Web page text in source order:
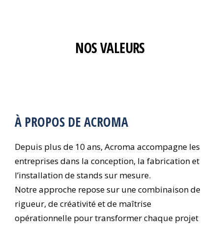
NOS VALEURS
À PROPOS DE ACROMA
Depuis plus de 10 ans, Acroma accompagne les
entreprises dans la conception, la fabrication et
l’installation de stands sur mesure.
Notre approche repose sur une combinaison de
rigueur, de créativité et de maîtrise
opérationnelle pour transformer chaque projet